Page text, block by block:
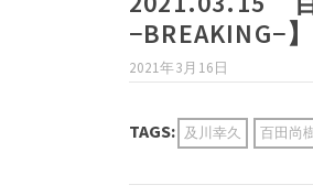
−BREAKING−】
2021年3月16日
TAGS: 及川幸久 百田尚